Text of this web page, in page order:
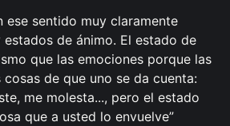
ese sentido muy claramente
de ánimo. El estado de
que las emociones porque las
de que uno se da cuenta:
me molesta..., pero el estado
que a usted lo envuelve”